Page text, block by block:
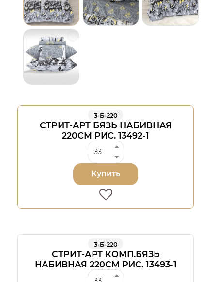
3-Б-220
СТРИТ-АРТ БЯЗЬ НАБИВНАЯ
220СМ РИС. 13492-1
Купить
3-Б-220
СТРИТ-АРТ КОМП.БЯЗЬ
НАБИВНАЯ 220СМ РИС. 13493-1